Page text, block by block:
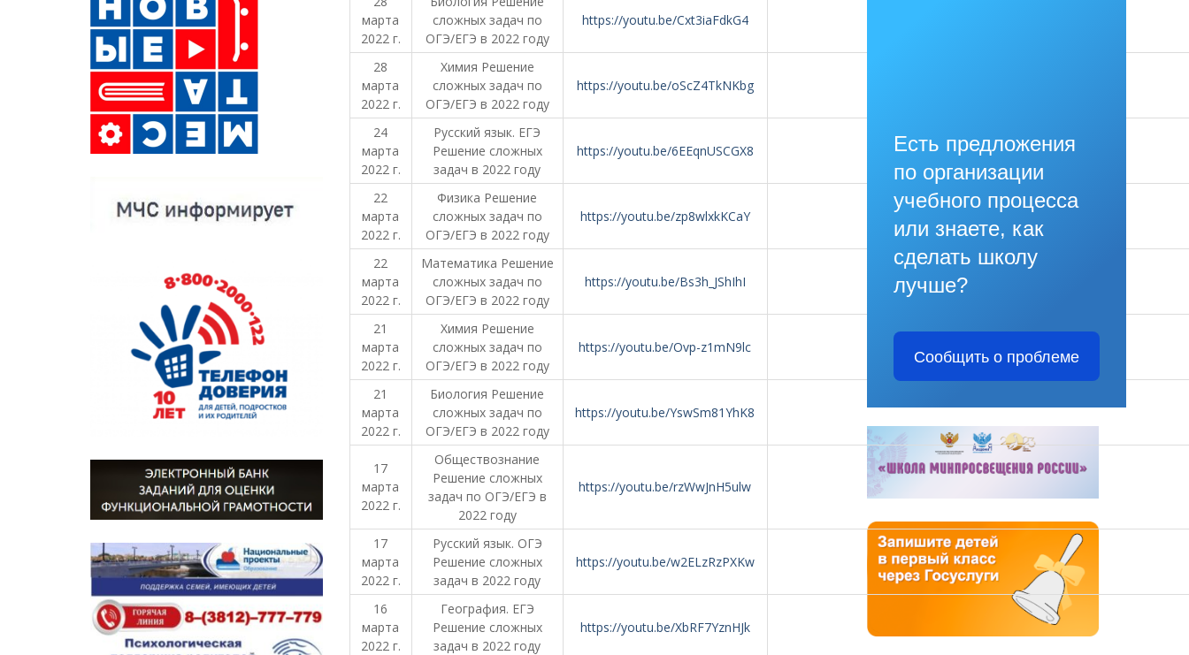
марта
2022 г.
сложных задач по
ОГЭ/ЕГЭ в 2022 году
https://youtu.be/Cxt3iaFdkG4
28
марта
2022 г.
Химия Решение
сложных задач по
ОГЭ/ЕГЭ в 2022 году
https://youtu.be/oScZ4TkNKbg
24
марта
2022 г.
Русский язык. ЕГЭ
Решение сложных
задач в 2022 году
https://youtu.be/6EEqnUSCGX8
22
марта
2022 г.
Физика Решение
сложных задач по
ОГЭ/ЕГЭ в 2022 году
https://youtu.be/zp8wlxkKCaY
22
марта
2022 г.
Математика Решение
сложных задач по
ОГЭ/ЕГЭ в 2022 году
https://youtu.be/Bs3h_JShIhI
21
марта
2022 г.
Химия Решение
сложных задач по
ОГЭ/ЕГЭ в 2022 году
https://youtu.be/Ovp-z1mN9lc
21
марта
2022 г.
Биология Решение
сложных задач по
ОГЭ/ЕГЭ в 2022 году
https://youtu.be/YswSm81YhK8
17
марта
2022 г.
Обществознание
Решение сложных
задач по ОГЭ/ЕГЭ в
2022 году
https://youtu.be/rzWwJnH5ulw
17
марта
2022 г.
Русский язык. ОГЭ
Решение сложных
задач в 2022 году
https://youtu.be/w2ELzRzPXKw
16
марта
2022 г.
География. ЕГЭ
Решение сложных
задач в 2022 году
https://youtu.be/XbRF7YznHJk
Есть предложения
по организации
учебного процесса
или знаете, как
сделать школу
лучше?
Сообщить о проблеме